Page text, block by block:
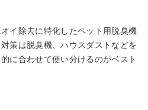
イ除去に特化したペット用脱臭機
策は脱臭機、ハウスダストなどを
に合わせて使い分けるのがベスト